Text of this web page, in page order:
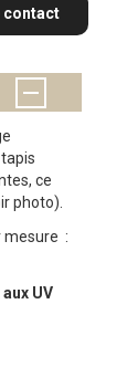
contact
ce
photo).
mesure :
UV